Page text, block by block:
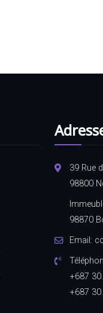
39 Rue
98800
98870
Email:
+687
+687